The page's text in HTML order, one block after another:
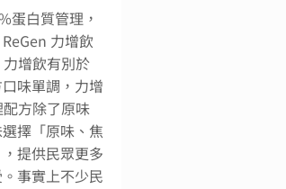
蛋白質管理，
力增飲
增飲有別於
味單調，力增
方除了原味
擇「原味、焦
提供民眾更多
事實上不少民